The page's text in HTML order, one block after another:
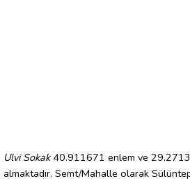
Ulvi Sokak40.911671 enlem ve
almaktadır. Semt/Mahalle olarak